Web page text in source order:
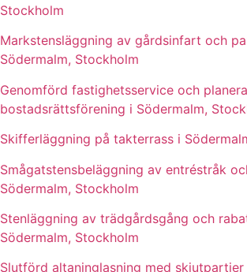
Stockholm
Markstensläggning av gårdsinfart och
Södermalm, Stockholm
Genomförd fastighetsservice och
bostadsrättsförening i Södermalm,
Skifferläggning på takterrass i
Smågatstensbeläggning av entréstråk
Södermalm, Stockholm
Stenläggning av trädgårdsgång och
Södermalm, Stockholm
Slutförd altaninglasning med skjutpartier